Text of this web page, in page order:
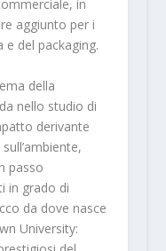
in
aggiunto per i
del packaging.
della
nello studio di
derivante
passo
in grado di
da dove nasce
University: